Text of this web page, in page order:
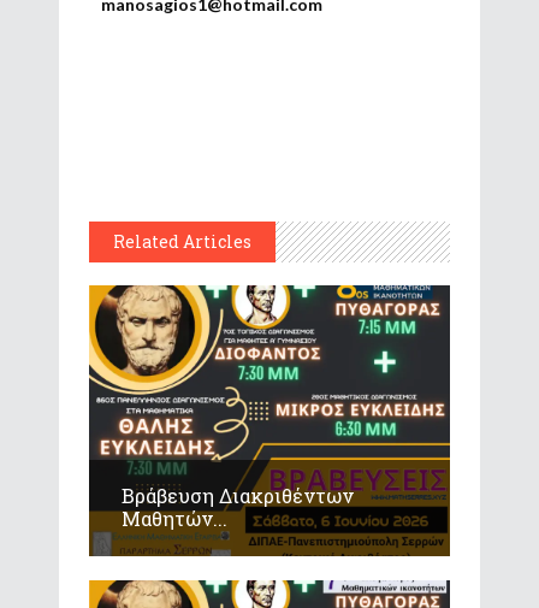
manosagios1@hotmail.com
Related Articles
Βράβευση Διακριθέντων
Μαθητών...